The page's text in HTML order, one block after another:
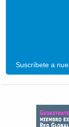
Suscríbete a